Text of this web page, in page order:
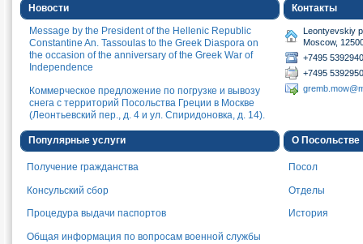
Новости
Message by the President of the Hellenic Republic
Constantine An. Tassoulas to the Greek Diaspora on
the occasion of the anniversary of the Greek War of
Independence
Коммерческое предложение по погрузке и вывозу
снега с территорий Посольства Греции в Москве
(Леонтьевский пер., д. 4 и ул. Спиридоновка, д. 14).
ПРИГЛАШЕНИЕ ДЛЯ ЗАИНТЕРЕСОВАННЫХ ЛИЦ
НА СЕЗОННОЕ ТРУДОУСТРОЙСТВО В ВИЗОВЫЙ
ОТДЕЛ
Приглашение к подаче комерческого предложения
на поставку электронного оборудования для нужд
Консульского отдела Посольства Греции в Москве
Послание Президента Греческой Республики
Популярные услуги
Получение гражданства
Консульский сбор
Процедура выдачи паспортов
Общая информация по вопросам военной службы
Контакты
Leontyevskiy
Moscow,
+7495
+7495 5392950
О Посольстве
Посол
Отделы
История